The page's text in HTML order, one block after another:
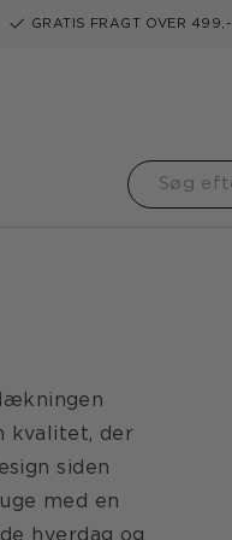
GRATIS FRAGT OVER 499,-
kvalitet, der
siden
med en
hverdag og